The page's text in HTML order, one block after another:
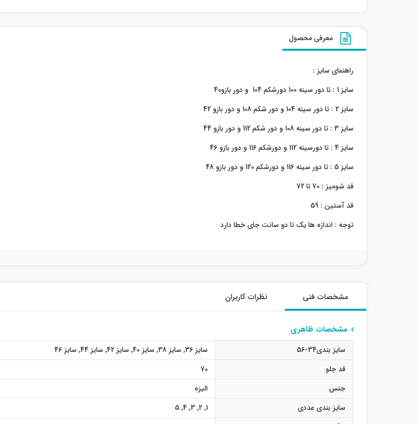
معرفی محصول
راهنمای سایز :
سایز 1 : تا دور سینه 100 دورشکم 104 و دور بازو40
سایز 2 : تا دور سینه 104 و دور شکم 108 و دور بازو 42
سایز 3 : تا دور سینه 108 و دور شکم 112 و دور بازو 44
سایز 4 : تا دورسینه 112 و دورشکم 116 و دور بازو 46
سایز 5 : تا دور سینه 116 و دورشکم 120 و دور بازو 48
قد شومیز : 70 تا 72
قد آستین : 59
توجه : اندازه ها یک تا دو سانت جای خطا دارد
مشخصات فنی نظرات کاربران
مشخصات ظاهری
سایز بندی34-56 سایز 36 , سایز 38 , سایز 40 , سایز 42 , سایز 44 , سایز 46
قد جلو
70
جنس
الیزه
سایز بندی عددی
1
,
2
,
3
,
4
,
5